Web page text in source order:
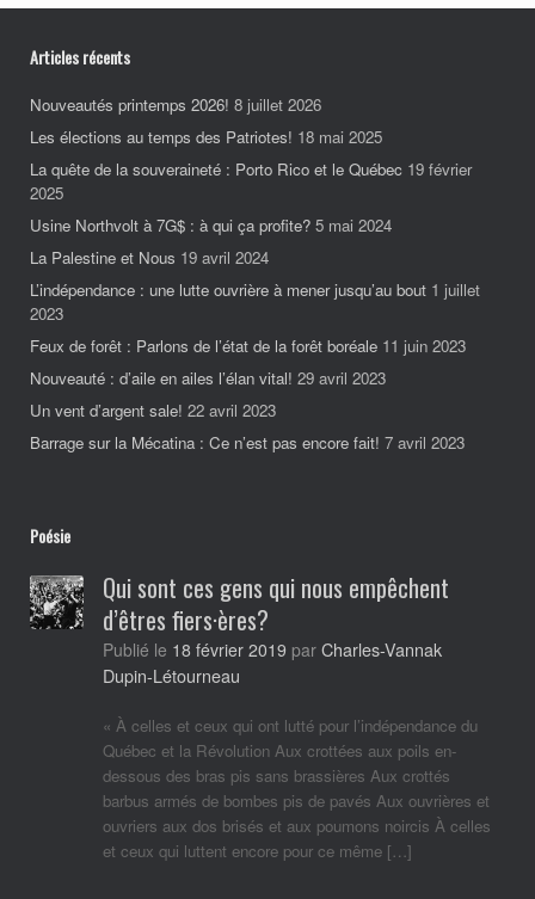
Articles récents
Nouveautés printemps 2026! 8 juillet 2026
Les élections au temps des Patriotes! 18 mai 2025
La quête de la souveraineté : Porto Rico et le Québec 19 février
2025
Usine Northvolt à 7G$ : à qui ça profite? 5 mai 2024
La Palestine et Nous 19 avril 2024
L’indépendance : une lutte ouvrière à mener jusqu’au bout 1 juillet
2023
Feux de forêt : Parlons de l’état de la forêt boréale 11 juin 2023
Nouveauté : d’aile en ailes l’élan vital! 29 avril 2023
Un vent d’argent sale! 22 avril 2023
Barrage sur la Mécatina : Ce n’est pas encore fait! 7 avril 2023
Poésie
Qui sont ces gens qui nous empêchent
d’êtres fiers·ères?
Publié le 18 février 2019 par Charles-Vannak
Dupin-Létourneau
« À celles et ceux qui ont lutté pour l’indépendance du
Québec et la Révolution Aux crottées aux poils en-
dessous des bras pis sans brassières Aux crottés
barbus armés de bombes pis de pavés Aux ouvrières et
ouvriers aux dos brisés et aux poumons noircis À celles
et ceux qui luttent encore pour ce même […]